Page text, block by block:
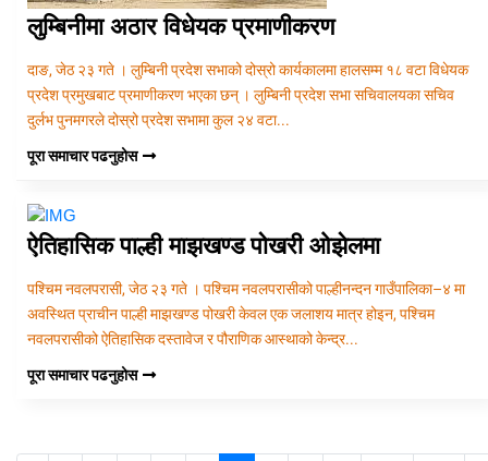
लुम्बिनीमा अठार विधेयक प्रमाणीकरण
दाङ, जेठ २३ गते । लुम्बिनी प्रदेश सभाको दोस्रो कार्यकालमा हालसम्म १८ वटा विधेयक
प्रदेश प्रमुखबाट प्रमाणीकरण भएका छन् । लुम्बिनी प्रदेश सभा सचिवालयका सचिव
दुर्लभ पुनमगरले दोस्रो प्रदेश सभामा कुल २४ वटा...
पूरा समाचार पढनुहोस
ऐतिहासिक पाल्ही माझखण्ड पोखरी ओझेलमा
पश्चिम नवलपरासी, जेठ २३ गते । पश्चिम नवलपरासीको पाल्हीनन्दन गाउँपालिका–४ मा
अवस्थित प्राचीन पाल्ही माझखण्ड पोखरी केवल एक जलाशय मात्र होइन, पश्चिम
नवलपरासीको ऐतिहासिक दस्तावेज र पौराणिक आस्थाको केन्द्र...
पूरा समाचार पढनुहोस